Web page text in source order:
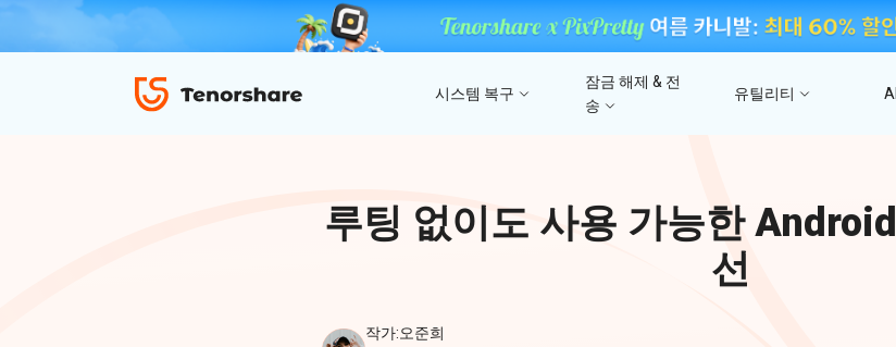
시스템 복구
iOS 18 베타 포함 150개 이상 iOS 시스템 이
아이폰/아이패드 데이터 복구&
iTunes/iCloud 백업 복구
ReiBoot - Android 시스템 복구
잠금 해제 & 전
송
비밀번호 없이 아이폰/아이패드 잠금해제
안드로이드 아이폰 간에 WhatsApp 데이터
전송
4uKey - 안드로이드 잠금 해제
유틸리티
탈옥 필요없이 위치 조작하기 iTunes 백업 암호 잠금 풀기
간단하고 안전한 시스템 마이그레이션 도구
AI
루팅 없이도 사용 가능한
선
작가:오준희